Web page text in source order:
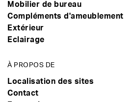
Mobilier de bureau
Compléments d'ameublement
Extérieur
Eclairage
À PROPOS DE
Localisation des sites
Contact